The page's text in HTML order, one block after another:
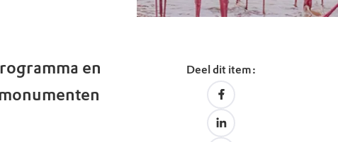
en
Deel dit item: